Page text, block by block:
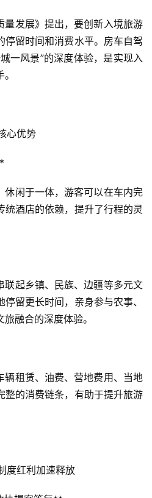
停留时间和消费水平。房车自驾
一风景”的深度体验，是实现入
。
心优势
统酒店的依赖，提升了行程的灵
留更长时间，亲身参与农事、
旅融合的深度体验。
整的消费链条，有助于提升旅游
度红利加速释放